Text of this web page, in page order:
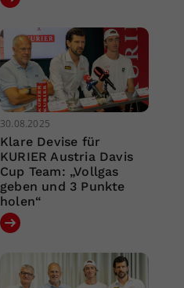
30.08.2025
Klare Devise für
KURIER Austria Davis
Cup Team: „Vollgas
geben und 3 Punkte
holen“